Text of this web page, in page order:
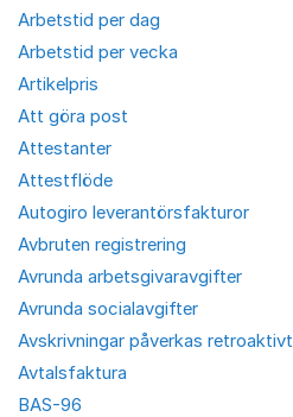
Arbetstid per dag
Arbetstid per vecka
Artikelpris
Att göra post
Attestanter
Attestflöde
Autogiro leverantörsfakturor
Avbruten registrering
Avrunda arbetsgivaravgifter
Avrunda socialavgifter
Avskrivningar påverkas retroaktivt
Avtalsfaktura
BAS-96